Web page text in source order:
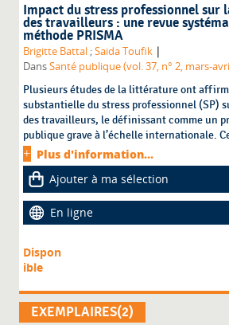
Impact du stress professionnel sur
des travailleurs : une revue
méthode PRISMA
Brigitte Battal ;Saida Toufik |
DansSanté publique (vol. 37, n° 2, mars-
Plusieurs études de la littérature ont
substantielle du stress professionnel (SP)
des travailleurs, le définissant comme un
publique grave à l’échelle internationale.
Plus d'information...
Ajouter à ma sélection
En ligne
Dispon
ible
EXEMPLAIRES(2)